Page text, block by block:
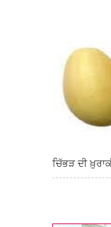
ਚਿੱਭੜ ਦੀ